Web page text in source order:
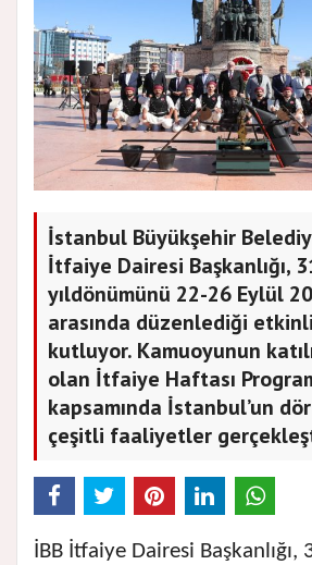
İstanbul Büyükşehir
İtfaiye Dairesi Başkanlığı,
yıldönümünü 22-26 Eylül
arasında düzenlediği
kutluyor. Kamuoyunun
olan İtfaiye Haftası
kapsamında İstanbul’un
çeşitli faaliyetler
İBB İtfaiye Dairesi Başkanlığı,